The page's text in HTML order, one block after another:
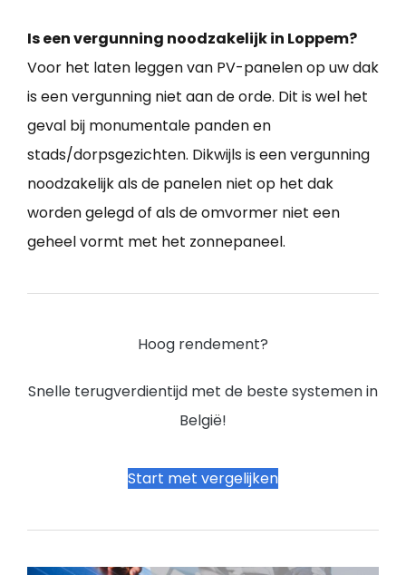
Is een vergunning noodzakelijk in Loppem?
Voor het laten leggen van PV-panelen op uw dak
is een vergunning niet aan de orde. Dit is wel het
geval bij monumentale panden en
stads/dorpsgezichten. Dikwijls is een vergunning
noodzakelijk als de panelen niet op het dak
worden gelegd of als de omvormer niet een
geheel vormt met het zonnepaneel.
Hoog rendement?
Snelle terugverdientijd met de beste systemen in
België!
Start met vergelijken